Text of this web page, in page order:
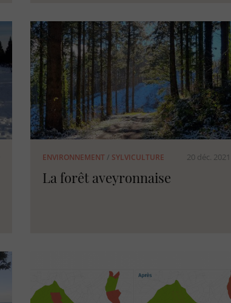
ENVIRONNEMENT/ SYLVICULTURE 20 déc. 2021
La forêt aveyronnaise